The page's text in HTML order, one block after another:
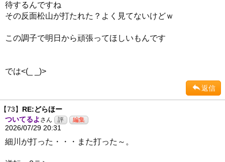
待するんですね
その反面松山が打たれた？よく見てないけどｗ
この調子で明日から頑張ってほしいもんです
では<(_ _)>
返信
【73】 RE:どらほー
ついてるよ さん
2026/07/29 20:31
細川が打った・・・また打った～。